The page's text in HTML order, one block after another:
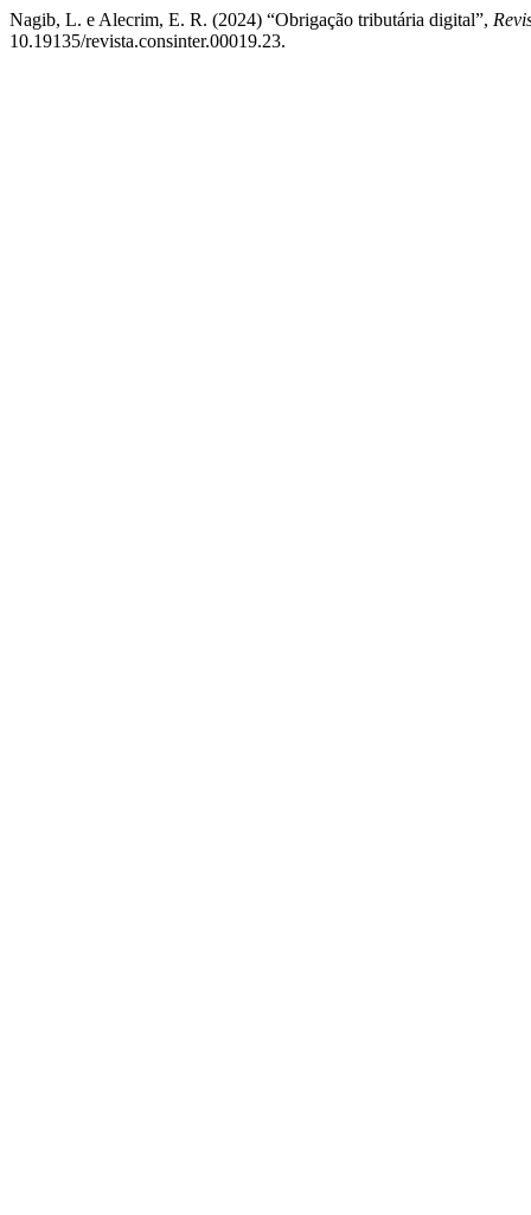
Nagib, L. e Alecrim, E. R. (2024) “Obrigação tributária digital”,
10.19135/revista.consinter.00019.23.